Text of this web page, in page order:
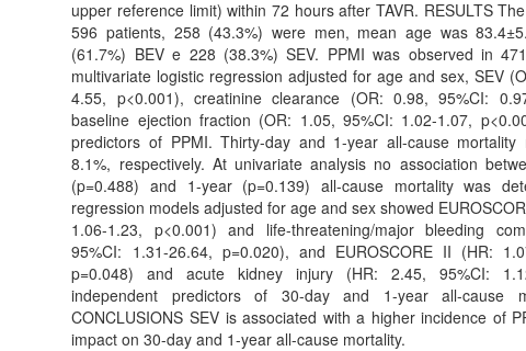
upper reference limit) within 72 hours after TAVR. RESULTS
596 patients, 258 (43.3%) were men, mean age was
(61.7%) BEV e 228 (38.3%) SEV. PPMI was observed in
multivariate logistic regression adjusted for age and sex, SEV
4.55, p<0.001), creatinine clearance (OR: 0.98, 95%CI:
baseline ejection fraction (OR: 1.05, 95%CI: 1.02-1.07,
predictors of PPMI. Thirty-day and 1-year all-cause
8.1%, respectively. At univariate analysis no association
(p=0.488) and 1-year (p=0.139) all-cause mortality was
regression models adjusted for age and sex showed
1.06-1.23, p<0.001) and life-threatening/major bleeding
95%CI: 1.31-26.64, p=0.020), and EUROSCORE II (HR:
p=0.048) and acute kidney injury (HR: 2.45, 95%CI:
independent predictors of 30-day and 1-year all-cause
CONCLUSIONS SEV is associated with a higher incidence of
impact on 30-day and 1-year all-cause mortality.